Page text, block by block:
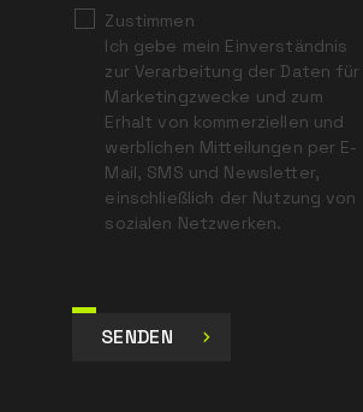
Zustimmen
Ich gebe mein Einverständnis
zur Verarbeitung der Daten für
Marketingzwecke und zum
Erhalt von kommerziellen und
werblichen Mitteilungen per E-
Mail, SMS und Newsletter,
einschließlich der Nutzung von
sozialen Netzwerken.
SENDEN